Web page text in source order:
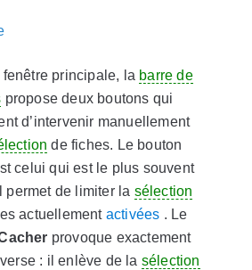
fenêtre principale, la barre de
propose deux boutons qui
d’intervenir manuellement
de fiches. Le bouton
celui qui est le plus souvent
permet de limiter la sélection
actuellement activées . Le
provoque exactement
: il enlève de la sélection